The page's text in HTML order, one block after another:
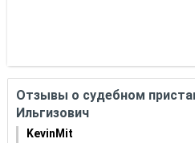
Отзывы о судебном
Ильгизович
KevinMit